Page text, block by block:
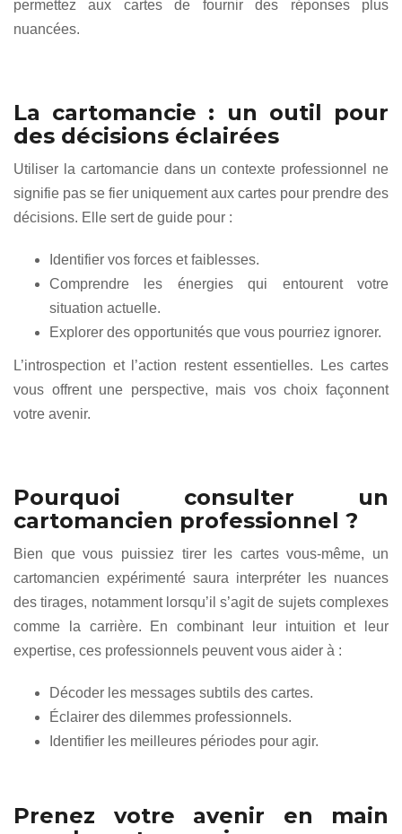
permettez aux cartes de fournir des réponses plus
nuancées.
La cartomancie : un outil pour
des décisions éclairées
Utiliser la cartomancie dans un contexte professionnel ne
signifie pas se fier uniquement aux cartes pour prendre des
décisions. Elle sert de guide pour :
Identifier vos forces et faiblesses.
Comprendre les énergies qui entourent votre
situation actuelle.
Explorer des opportunités que vous pourriez ignorer.
L’introspection et l’action restent essentielles. Les cartes
vous offrent une perspective, mais vos choix façonnent
votre avenir.
Pourquoi consulter un
cartomancien professionnel ?
Bien que vous puissiez tirer les cartes vous-même, un
cartomancien expérimenté saura interpréter les nuances
des tirages, notamment lorsqu’il s’agit de sujets complexes
comme la carrière. En combinant leur intuition et leur
expertise, ces professionnels peuvent vous aider à :
Décoder les messages subtils des cartes.
Éclairer des dilemmes professionnels.
Identifier les meilleures périodes pour agir.
Prenez votre avenir en main